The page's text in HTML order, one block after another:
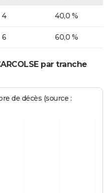
4 40,0 %
6 60,0 %
par tranche
de décès (source :